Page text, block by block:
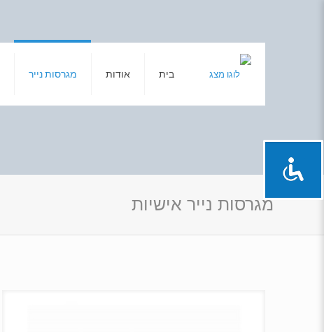
בית אודות מגרסות נייר
מגרסות נייר אישיות